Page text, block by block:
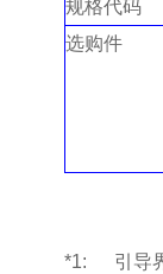
规格代码
选购件
*1: 引导